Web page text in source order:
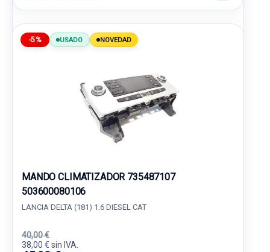
-5% USADO NOVEDAD
MANDO CLIMATIZADOR 735487107
503600080106
LANCIA DELTA (181) 1.6 DIESEL CAT
40,00 €
38,00 € sin IVA.